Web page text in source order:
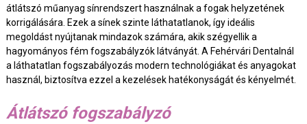
átlátszó műanyag sínrendszert használnak a fogak helyzetének
korrigálására. Ezek a sínek szinte láthatatlanok, így ideális
megoldást nyújtanak mindazok számára, akik szégyellik a
hagyományos fém fogszabályzók látványát. A Fehérvári Dentalnál
a láthatatlan fogszabályozás modern technológiákat és anyagokat
használ, biztosítva ezzel a kezelések hatékonyságát és kényelmét.
Átlátszó fogszabályzó